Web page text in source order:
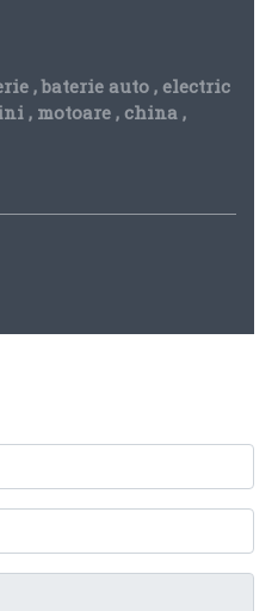
,baterie auto, electric
, motoare, china,